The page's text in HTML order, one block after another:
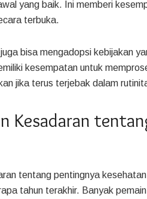
yang baik. Ini memberi
terbuka.
bisa mengadopsi kebijakan
kesempatan untuk
jika terus terjebak dalam
Kesadaran
tentang pentingnya
tahun terakhir. Banyak